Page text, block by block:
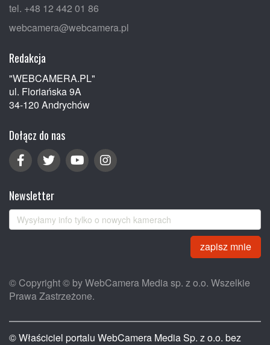
tel. +48 12 442 01 86
webcamera@webcamera.pl
Redakcja
"WEBCAMERA.PL"
ul. Floriańska 9A
34-120 Andrychów
Dołącz do nas
Newsletter
zapisz mnie
© Copyright © by WebCamera Media sp. z o.o. Wszelkie
Prawa Zastrzeżone.
© Właściciel portalu WebCamera Media Sp. z o.o. bez